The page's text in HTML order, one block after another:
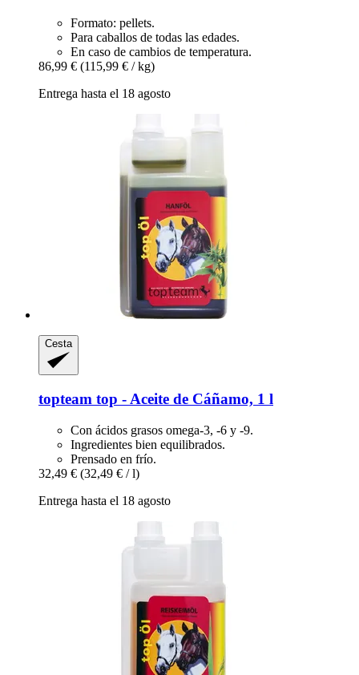
Formato: pellets.
Para caballos de todas las edades.
En caso de cambios de temperatura.
86,99 € (115,99 € / kg)
Entrega hasta el 18 agosto
Cesta
topteam top -​ Aceite de Cáñamo, 1 l
Con ácidos grasos omega-3, -6 y -9.
Ingredientes bien equilibrados.
Prensado en frío.
32,49 € (32,49 € / l)
Entrega hasta el 18 agosto